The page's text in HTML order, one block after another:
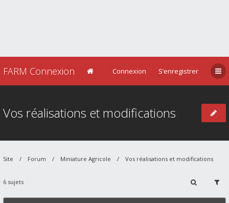
FARM Connexion Connexion S’enregistrer
Vos réalisations et modifications
Site Forum Miniature Agricole Vos réalisations et modifications
6 sujets